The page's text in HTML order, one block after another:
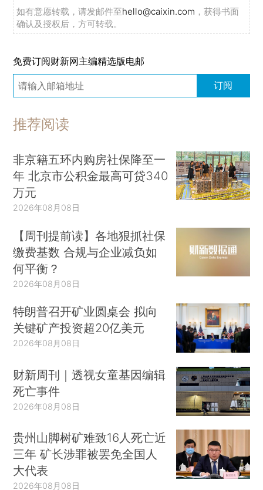
如有意愿转载，请发邮件至hello@caixin.com ，获得书面
确认及授权后，方可转载。
免费订阅财新网主编精选版电邮
订阅
推荐阅读
非京籍五环内购房社保降至一
年 北京市公积金最高可贷340
万元
2026年08月08日
【周刊提前读】各地狠抓社保
缴费基数 合规与企业减负如
何平衡？
2026年08月08日
特朗普召开矿业圆桌会 拟向
关键矿产投资超20亿美元
2026年08月08日
财新周刊｜透视女童基因编辑
死亡事件
2026年08月08日
贵州山脚树矿难致16人死亡近
三年 矿长涉罪被罢免全国人
大代表
2026年08月08日